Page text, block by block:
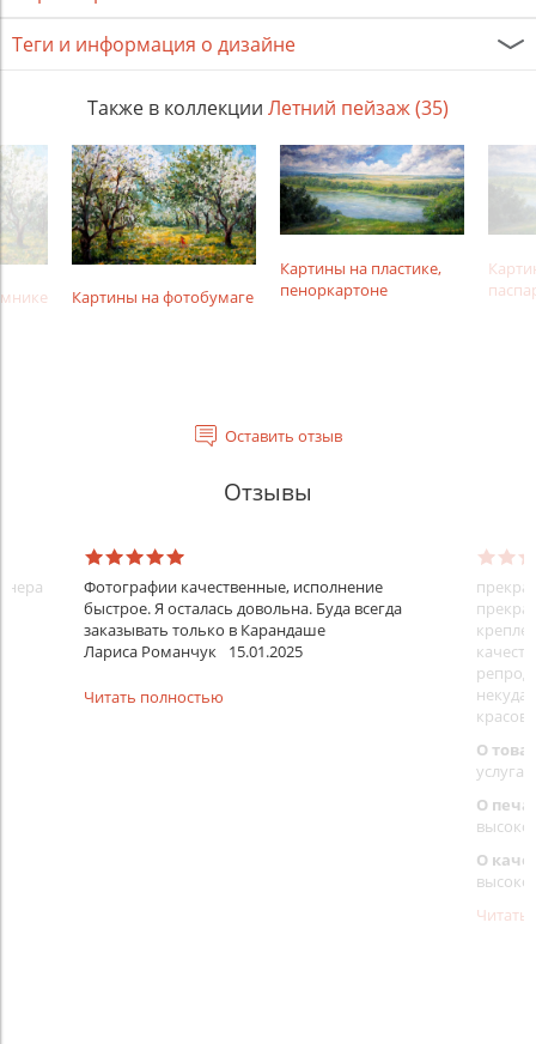
Теги и информация о дизайне
Также в коллекции Летний пейзаж (35)
Картины на фотобумаге
Картины на пластике,
пеноркартоне
Оставить отзыв
Отзывы
Фотографии качественные, исполнение
быстрое. Я осталась довольна. Буда всегда
заказывать только в Карандаше
Лариса Романчук
15.01.2025
Читать полностью
О
услуга
О
О
Читать